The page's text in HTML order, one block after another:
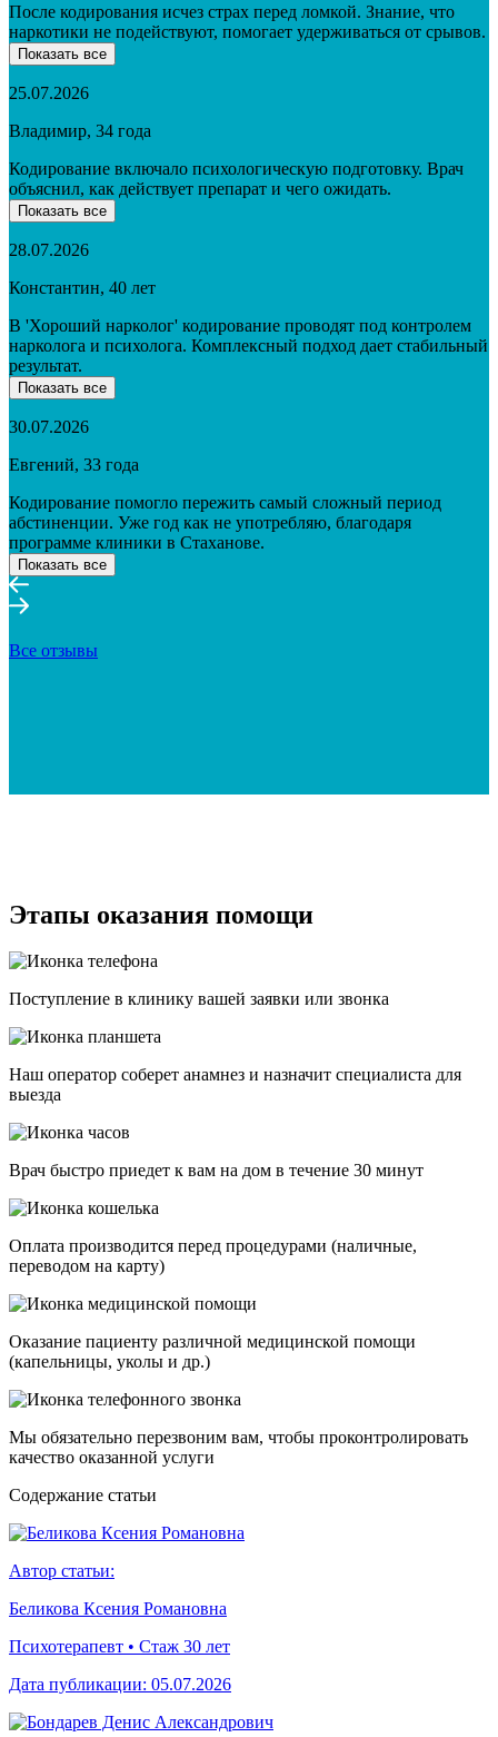
После кодирования исчез страх перед ломкой. Знание, что
наркотики не подействуют, помогает удерживаться от срывов.
Показать все
25.07.2026
Владимир, 34 года
Кодирование включало психологическую подготовку. Врач
объяснил, как действует препарат и чего ожидать.
Показать все
28.07.2026
Константин, 40 лет
В 'Хороший нарколог' кодирование проводят под контролем
нарколога и психолога. Комплексный подход дает стабильный
результат.
Показать все
30.07.2026
Евгений, 33 года
Кодирование помогло пережить самый сложный период
абстиненции. Уже год как не употребляю, благодаря
программе клиники в Стаханове.
Показать все
Все отзывы
Этапы оказания помощи
Поступление в клинику вашей заявки или звонка
Наш оператор соберет анамнез и назначит специалиста для
выезда
Врач быстро приедет к вам на дом в течение 30 минут
Оплата производится перед процедурами (наличные,
переводом на карту)
Оказание пациенту различной медицинской помощи
(капельницы, уколы и др.)
Мы обязательно перезвоним вам, чтобы проконтролировать
качество оказанной услуги
Cодержание статьи
Автор статьи:
Беликова Ксения Романовна
Психотерапевт • Стаж 30 лет
Дата публикации: 05.07.2026